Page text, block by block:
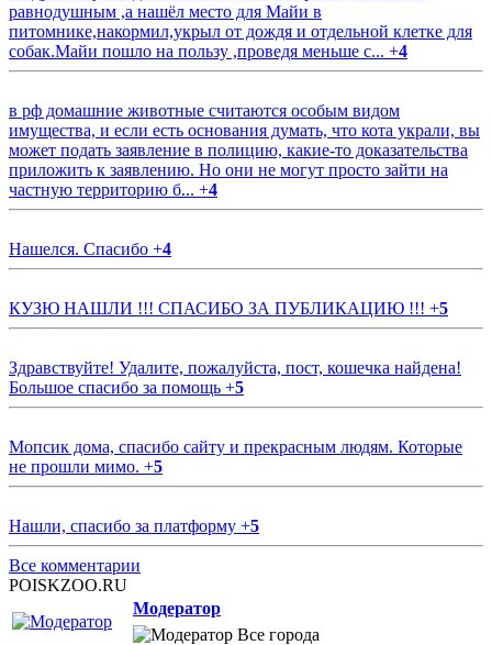
равнодушным ,а нашёл место для Майи в
питомнике,накормил,укрыл от дождя и отдельной клетке для
собак.Майи пошло на пользу ,проведя меньше с... +4
в рф домашние животные считаются особым видом
имущества, и если есть основания думать, что кота украли, вы
может подать заявление в полицию, какие-то доказательства
приложить к заявлению. Но они не могут просто зайти на
частную территорию б... +4
Нашелся. Спасибо +4
КУЗЮ НАШЛИ !!! СПАСИБО ЗА ПУБЛИКАЦИЮ !!! +5
Здравствуйте! Удалите, пожалуйста, пост, кошечка найдена!
Большое спасибо за помощь +5
Мопсик дома, спасибо сайту и прекрасным людям. Которые
не прошли мимо. +5
Нашли, спасибо за платформу +5
Все комментарии
POISKZOO.RU
Модератор
Все города